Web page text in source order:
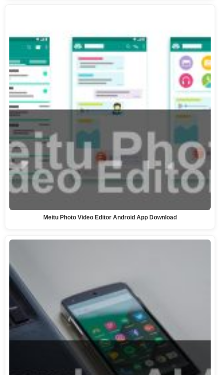
Meitu Photo Video Editor Android App Download